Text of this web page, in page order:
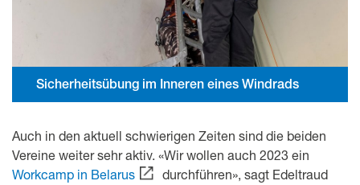
Sicherheitsübung im Inneren eines Windrads
Auch in den aktuell schwierigen Zeiten sind die beiden
Vereine weiter sehr aktiv. «Wir wollen auch 2023 ein
Workcamp in Belarus
durchführen», sagt Edeltraud